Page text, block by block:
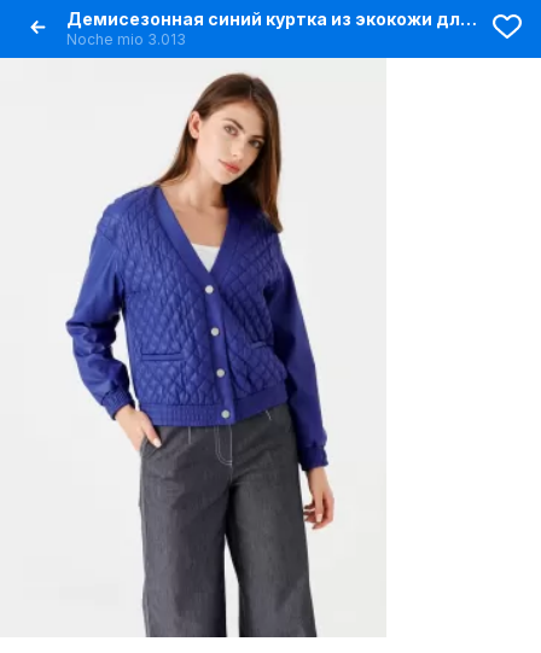
Демисезонная синий куртка из экокожи для повседневной носки
Noche mio 3.013